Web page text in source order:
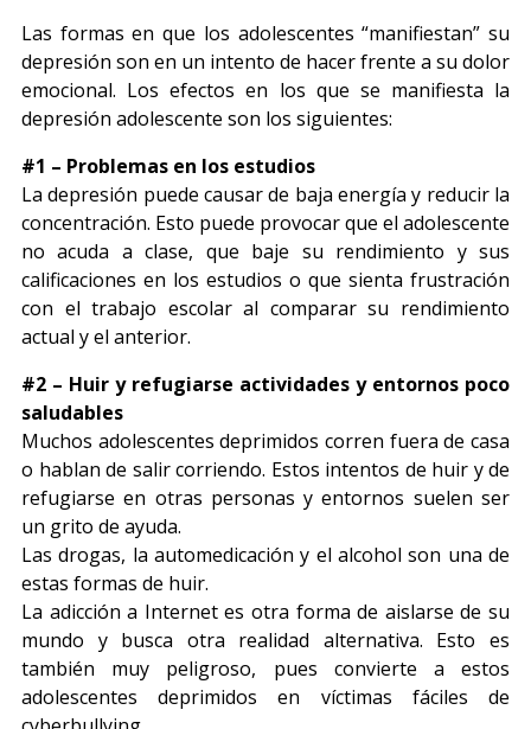
Las formas en que los adolescentes “manifiestan” su
depresión son en un intento de hacer frente a su dolor
emocional. Los efectos en los que se manifiesta la
depresión adolescente son los siguientes:
#1 – Problemas en los estudios
La depresión puede causar de baja energía y reducir la
concentración. Esto puede provocar que el adolescente
no acuda a clase, que baje su rendimiento y sus
calificaciones en los estudios o que sienta frustración
con el trabajo escolar al comparar su rendimiento
actual y el anterior.
#2 – Huir y refugiarse actividades y entornos poco
saludables
Muchos adolescentes deprimidos corren fuera de casa
o hablan de salir corriendo. Estos intentos de huir y de
refugiarse en otras personas y entornos suelen ser
un grito de ayuda.
Las drogas, la automedicación y el alcohol son una de
estas formas de huir.
La adicción a Internet es otra forma de aislarse de su
mundo y busca otra realidad alternativa. Esto es
también muy peligroso, pues convierte a estos
adolescentes deprimidos en víctimas fáciles de